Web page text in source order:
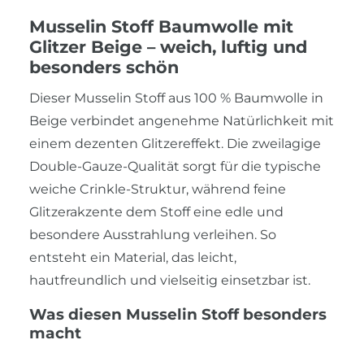
Musselin Stoff Baumwolle mit
Glitzer Beige – weich, luftig und
besonders schön
Dieser Musselin Stoff aus 100 % Baumwolle in
Beige verbindet angenehme Natürlichkeit mit
einem dezenten Glitzereffekt. Die zweilagige
Double-Gauze-Qualität sorgt für die typische
weiche Crinkle-Struktur, während feine
Glitzerakzente dem Stoff eine edle und
besondere Ausstrahlung verleihen. So
entsteht ein Material, das leicht,
hautfreundlich und vielseitig einsetzbar ist.
Was diesen Musselin Stoff besonders
macht